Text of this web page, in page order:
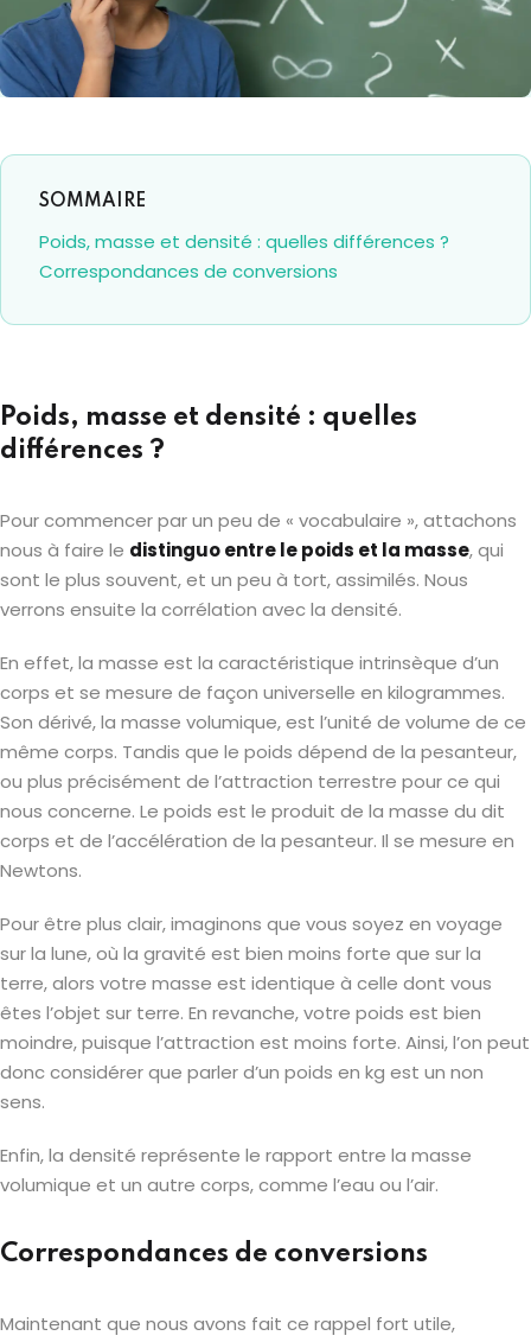
Poids, masse et densité : quelles différences ?
Correspondances de conversions
Poids, masse et densité : quelles
différences ?
Pour commencer par un peu de « vocabulaire », attachons
nous à faire le distinguo entre le poids et la masse, qui
sont le plus souvent, et un peu à tort, assimilés. Nous
verrons ensuite la corrélation avec la densité.
En effet, la masse est la caractéristique intrinsèque d’un
corps et se mesure de façon universelle en kilogrammes.
Son dérivé, la masse volumique, est l’unité de volume de ce
même corps. Tandis que le poids dépend de la pesanteur,
ou plus précisément de l’attraction terrestre pour ce qui
nous concerne. Le poids est le produit de la masse du dit
corps et de l’accélération de la pesanteur. Il se mesure en
Newtons.
Pour être plus clair, imaginons que vous soyez en voyage
sur la lune, où la gravité est bien moins forte que sur la
terre, alors votre masse est identique à celle dont vous
êtes l’objet sur terre. En revanche, votre poids est bien
moindre, puisque l’attraction est moins forte. Ainsi, l’on peut
donc considérer que parler d’un poids en kg est un non
sens.
Enfin, la densité représente le rapport entre la masse
volumique et un autre corps, comme l’eau ou l’air.
Correspondances de conversions
Maintenant que nous avons fait ce rappel fort utile,